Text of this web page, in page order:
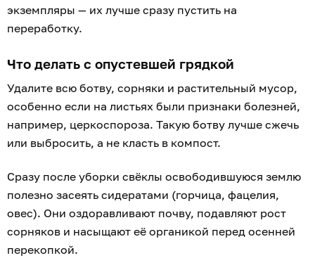
экземпляры — их лучше сразу пустить на
переработку.
Что делать с опустевшей грядкой
Удалите всю ботву, сорняки и растительный мусор,
особенно если на листьях были признаки болезней,
например, церкоспороза. Такую ботву лучше сжечь
или выбросить, а не класть в компост.
Сразу после уборки свёклы освободившуюся землю
полезно засеять сидератами (горчица, фацелия,
овес). Они оздоравливают почву, подавляют рост
сорняков и насыщают её органикой перед осенней
перекопкой.